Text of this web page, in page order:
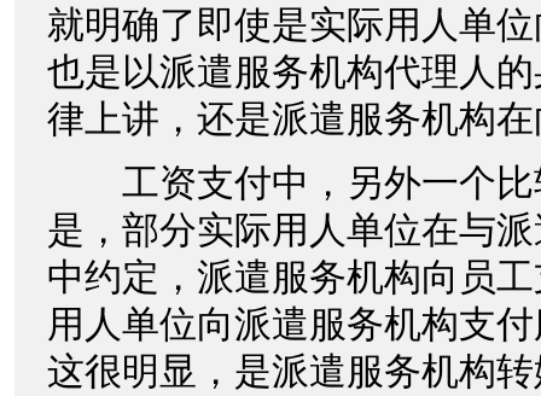
就明确了即使是实际用人单
也是以派遣服务机构代理人
律上讲，还是派遣服务机构
工资支付中，另外一个比
是，部分实际用人单位在与
中约定，派遣服务机构向员
用人单位向派遣服务机构支
这很明显，是派遣服务机构